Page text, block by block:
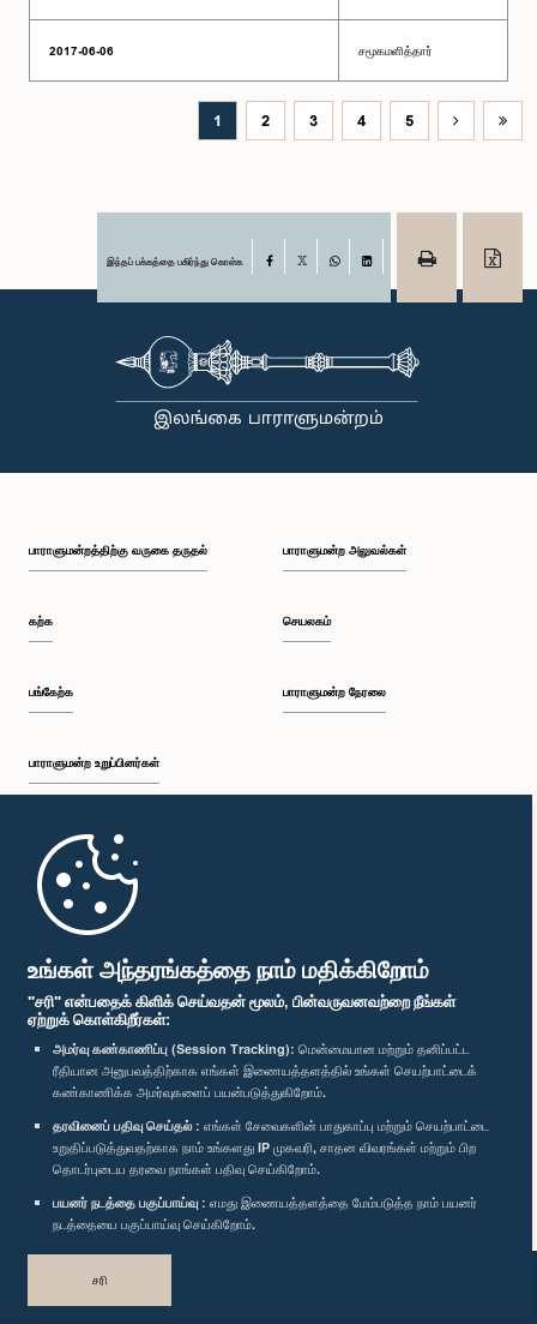
உங்கள் அந்தரங்கத்தை நாம் மதிக்கிறோம்
"சரி" என்பதைக் கிளிக் செய்வதன் மூலம், பின்வருவனவற்றை நீங்கள்
ஏற்றுக் கொள்கிறீர்கள்:
அமர்வு கண்காணிப்பு (Session Tracking): மென்மையான மற்றும் தனிப்பட்ட
ரீதியான அனுபவத்திற்காக எங்கள் இணையத்தளத்தில் உங்கள் செயற்பாட்டைக்
கண்காணிக்க அமர்வுகளைப் பயன்படுத்துகிறோம்.
தரவினைப் பதிவு செய்தல் : எங்கள் சேவைகளின் பாதுகாப்பு மற்றும் செயற்பாட்டை
உறுதிப்படுத்துவதற்காக நாம் உங்களது IP முகவரி, சாதன விவரங்கள் மற்றும் பிற
தொடர்புடைய தரவை நாங்கள் பதிவு செய்கிறோம்.
பயனர் நடத்தை பகுப்பாய்வு : எமது இணையத்தளத்தை மேம்படுத்த நாம் பயனர்
நடத்தையை பகுப்பாய்வு செய்கிறோம்.
சரி
2017-06-06 சமூகமளித்தார்
1 2 3 4 5
இந்தப் பக்கத்தை பகிர்ந்து கொள்க Facebook
பாராளுமன்றத்திற்கு வருகை தருதல்
கற்க
பங்கேற்க
பாராளுமன்ற உறுப்பினர்கள்
முதற்பக்கம்
பாராளுமன்ற அலுவல்கள்
செயலகம்
பாராளுமன்ற நேரலை
பாராளுமன்ற கையடக்க செயலி
எம்மை பின்தொடர்க :
விருதுகள்
தனியுரிமைக் கொள்கை